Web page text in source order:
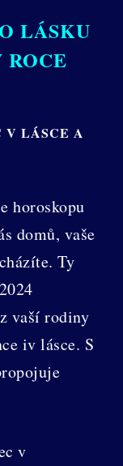
LÁSKU
LÁSCE A
horoskopu
domů, vaše
Ty
vaší rodiny
iv lásce. S
v